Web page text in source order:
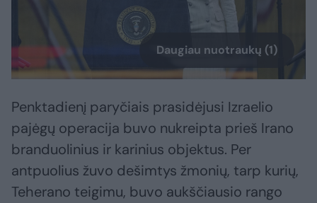
Daugiau nuotraukų (1)
Penktadienį paryčiais prasidėjusi Izraelio
pajėgų operacija buvo nukreipta prieš Irano
branduolinius ir karinius objektus. Per
antpuolius žuvo dešimtys žmonių, tarp kurių,
Teherano teigimu, buvo aukščiausio rango